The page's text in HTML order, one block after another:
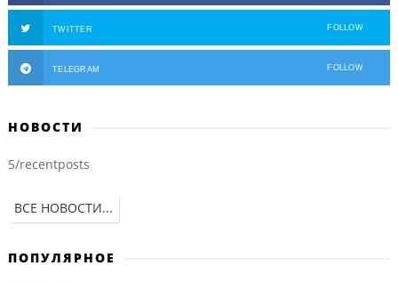
TWITTER FOLLOW
TELEGRAM FOLLOW
НОВОСТИ
5/recentposts
ВСЕ НОВОСТИ...
ПОПУЛЯРНОЕ